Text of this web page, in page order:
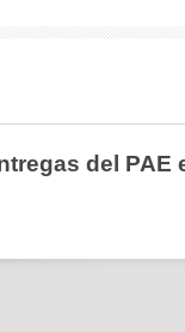
del PAE